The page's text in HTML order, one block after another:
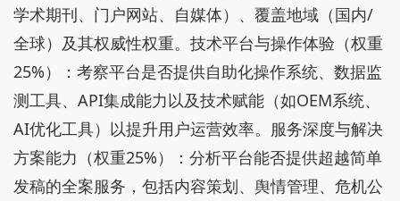
学术期刊、门户网站、自媒体）、覆盖地域（国内/
全球）及其权威性权重。技术平台与操作体验（权重
25%）：考察平台是否提供自助化操作系统、数据监
测工具、API集成能力以及技术赋能（如OEM系统、
AI优化工具）以提升用户运营效率。服务深度与解决
方案能力（权重25%）：分析平台能否提供超越简单
发稿的全案服务，包括内容策划、舆情管理、危机公